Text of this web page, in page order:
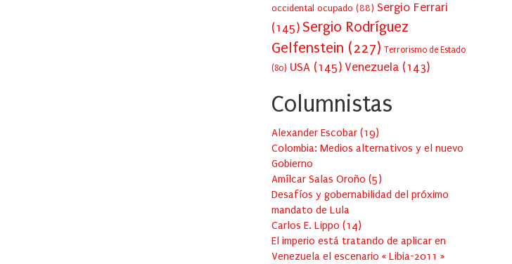
occidental ocupado (88) Sergio Ferrari
(145) Sergio Rodríguez
Gelfenstein (227) Terrorismo de Estado
(80) USA (145) Venezuela (143)
Columnistas
Alexander Escobar (19)
Colombia: Medios alternativos y el nuevo
Gobierno
Amílcar Salas Oroño (5)
Desafíos y gobernabilidad del próximo
mandato de Lula
Carlos E. Lippo (14)
El imperio está tratando de aplicar en
Venezuela el escenario « Libia-2011 »